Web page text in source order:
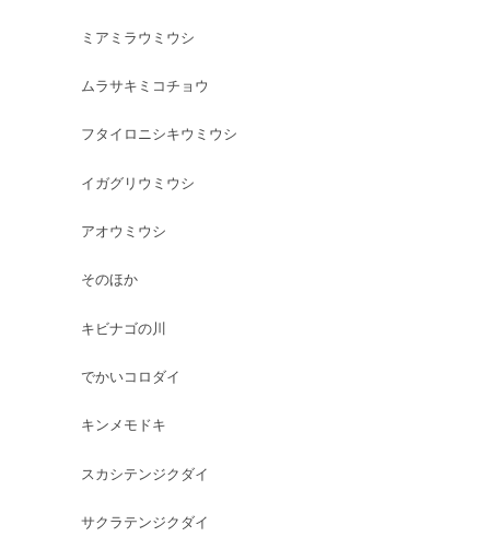
ミアミラウミウシ
ムラサキミコチョウ
フタイロニシキウミウシ
イガグリウミウシ
アオウミウシ
そのほか
キビナゴの川
でかいコロダイ
キンメモドキ
スカシテンジクダイ
サクラテンジクダイ